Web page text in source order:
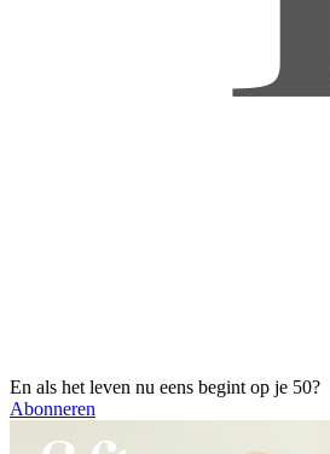
En als het leven nu eens begint op je 50?
Abonneren